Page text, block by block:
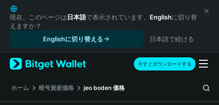
English
日本語
Tiếng Việt
Español (Latinoamérica)
Türkçe
Français
Deutsch
現在、このページは日本語で表示されています。 Englishに切り替
えますか？
Englishに切り替える
日本語で続ける
今すぐダウンロードする
ホーム 暗号資産価格 jeo boden 価格